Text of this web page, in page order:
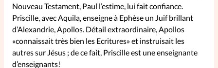
La rédaction
Mon compte
Changement d'adresse
Nouveau Testament, Paul l’estime, lui fait confiance.
Priscille, avec Aquila, enseigne à Ephèse un Juif brillant
d’Alexandrie, Apollos. Détail extraordinaire, Apollos
«connaissait très bien les Ecritures» et instruisait les
autres sur Jésus ; de ce fait, Priscille est une enseignante
d’enseignants!